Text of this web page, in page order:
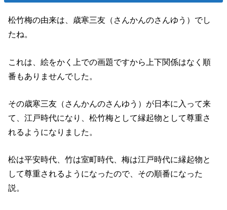
松竹梅の由来は、歳寒三友（さんかんのさんゆう）でし
たね。
これは、絵をかく上での画題ですから上下関係はなく順
番もありませんでした。
その歳寒三友（さんかんのさんゆう）が日本に入って来
て、江戸時代になり、松竹梅として縁起物として尊重さ
れるようになりました。
松は平安時代、竹は室町時代、梅は江戸時代に縁起物と
して尊重されるようになったので、その順番になった
説。